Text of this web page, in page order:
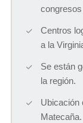
Centros
a la
Se están
la región.
Ubicación
Matecaña.